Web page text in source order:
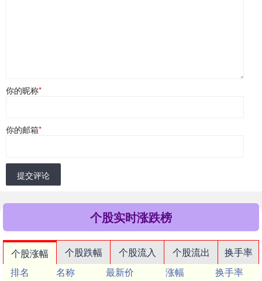
你的昵称*
你的邮箱*
提交评论
个股实时涨跌榜
个股涨幅 个股跌幅 个股流入 个股流出
换手率
排名
名称 最新价 涨幅
换手率